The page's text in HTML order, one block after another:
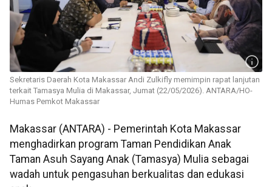
Sekretaris Daerah Kota Makassar Andi Zulkifly memimpin rapat lanjutan
terkait Tamasya Mulia di Makassar, Jumat (22/05/2026). ANTARA/HO-
Humas Pemkot Makassar
Makassar (ANTARA) - Pemerintah Kota Makassar
menghadirkan program Taman Pendidikan Anak
Taman Asuh Sayang Anak (Tamasya) Mulia sebagai
wadah untuk pengasuhan berkualitas dan edukasi